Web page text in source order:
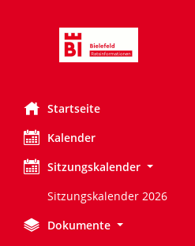
Startseite
Kalender
Sitzungskalender
Sitzungskalender 2026
Dokumente